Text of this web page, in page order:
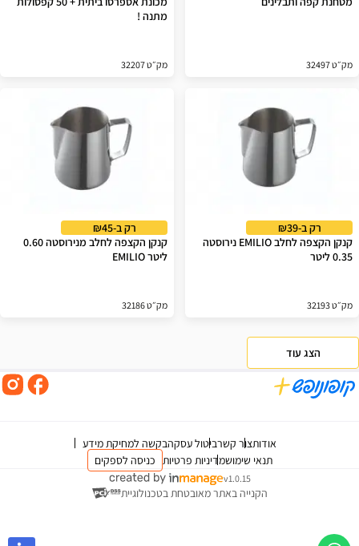
מק״ט 32497
מתנה !
מק״ט 32207
רק ב-₪39
קנקן הקצפה לחלב EMILIO נירוסטה
0.35 ליטר
מק״ט 32193
רק ב-₪45
קנקן הקצפה לחלב מנירוסטה 0.60
ליטר EMILIO
מק״ט 32186
הצג עוד
אודותצור קשרביטול עסקהבקשה למחיקת מידע
תנאי שימושמדיניות פרטיות כניסה לספקים
v1.0.15
הקנייה באתר מאובטחת בטכנולוגיית